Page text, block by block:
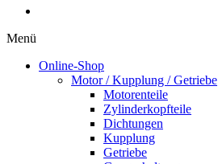
Menü
Online-Shop
Motor / Kupplung / Getriebe
Motorenteile
Zylinderkopfteile
Dichtungen
Kupplung
Getriebe